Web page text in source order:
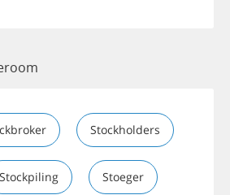
Stockholders
Stockpiling Stoeger